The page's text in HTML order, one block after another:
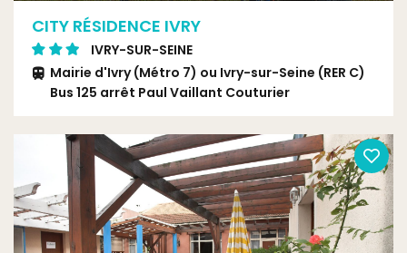
CITY RÉSIDENCE IVRY
IVRY-SUR-SEINE
Mairie d'Ivry (Métro 7) ou Ivry-sur-Seine (RER C)
Bus 125 arrêt Paul Vaillant Couturier